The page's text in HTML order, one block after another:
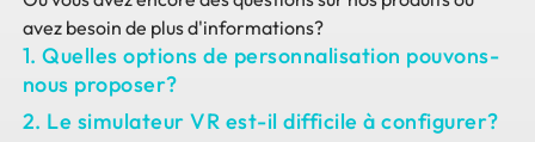
avez besoin de plus d'informations?
1. Quelles options de personnalisation pouvons-
nous proposer?
2. Le simulateur VR est-il difficile à configurer?